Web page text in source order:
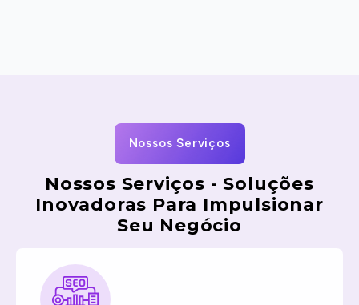
Nossos Serviços
Nossos Serviços - Soluções
Inovadoras Para Impulsionar
Seu Negócio